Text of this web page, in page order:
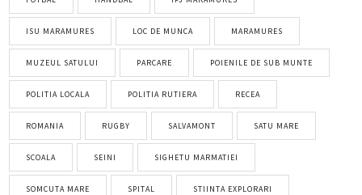
ISU MARAMURES LOC DE MUNCA MARAMURES
MUZEUL SATULUI PARCARE POIENILE DE SUB MUNTE
POLITIA LOCALA POLITIA RUTIERA RECEA
ROMANIA RUGBY SALVAMONT SATU MARE
SCOALA SEINI SIGHETU MARMATIEI
SOMCUTA MARE SPITAL STIINTA EXPLORARI